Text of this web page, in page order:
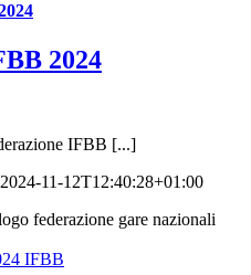
2024
IFBB [...]
2024-11-12T12:40:28+01:00
IFBB